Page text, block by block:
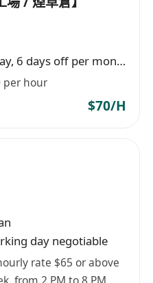
供應商對接及內部跨部
確及時。
限相關工作經驗，歡迎
倉儲領域之人士申請；
及基礎英文進行日常溝
錄之能力；
，能於快節奏環境中獨
團隊協作；
運、站立作業及偶爾加
在港工作資格（如：香
才通、IANG、受養人
More than 8 hours/day, 6 days off per month
per hour
$70/H
day negotiable
rate $65 or above